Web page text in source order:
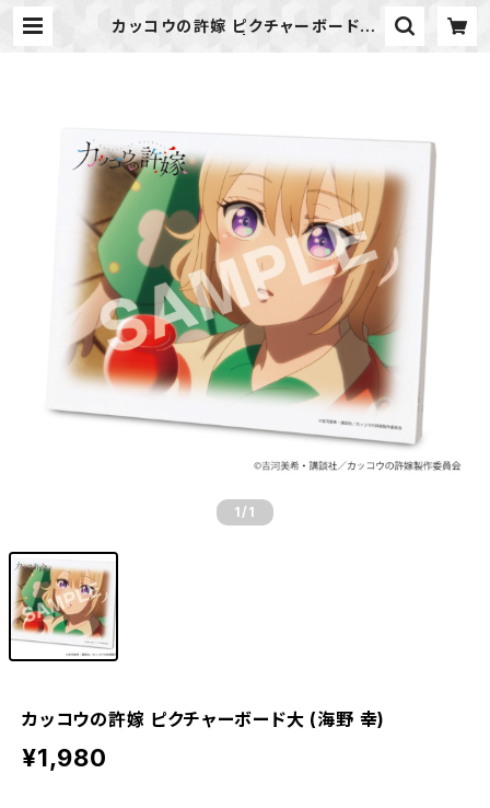
カッコウの許嫁 ピクチャーボード大
1 /1
カッコウの許嫁 ピクチャーボード大 (海野 幸)
¥1,980